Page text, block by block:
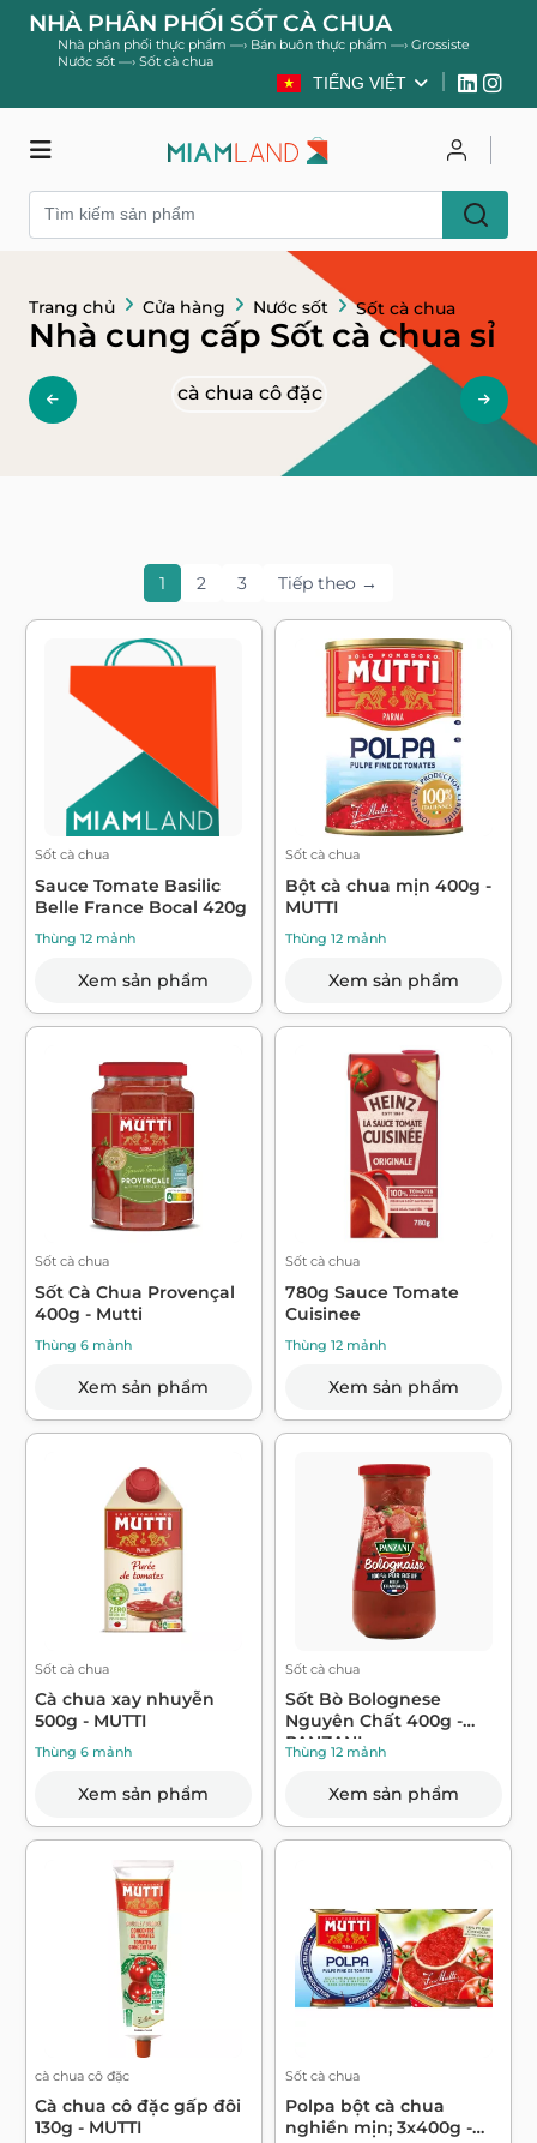
NHÀ PHÂN PHỐI SỐT CÀ CHUA
Nhà phân phối thực phẩm —› Bán buôn thực phẩm —› Grossiste
Nước sốt —›Sốt cà chua
TIẾNG VIỆT
Trang chủ Cửa hàng Nước sốt Sốt cà chua
Nhà cung cấp Sốt cà chua sỉ
cà chua cô đặc
1 2 3 Tiếp theo →
Sốt cà chua
Sauce Tomate Basilic
Belle France Bocal 420g
Thùng 12 mảnh
Xem sản phẩm
Sốt cà chua
Bột cà chua mịn 400g -
MUTTI
Thùng 12 mảnh
Xem sản phẩm
Sốt cà chua
Sốt Cà Chua Provençal
400g - Mutti
Thùng 6 mảnh
Xem sản phẩm
Sốt cà chua
780g Sauce Tomate
Cuisinee
Thùng 12 mảnh
Xem sản phẩm
Sốt cà chua
Cà chua xay nhuyễn
500g - MUTTI
Thùng 6 mảnh
Xem sản phẩm
Sốt cà chua
Sốt Bò Bolognese
Nguyên Chất 400g -
PANZANI
Thùng 12 mảnh
Xem sản phẩm
cà chua cô đặc
Cà chua cô đặc gấp đôi
130g - MUTTI
Sốt cà chua
Polpa bột cà chua
nghiền mịn; 3x400g -
Cửa hàng
Đăng ký